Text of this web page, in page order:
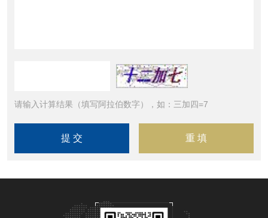
请输入计算结果（填写阿拉伯数字），如：三加四=7